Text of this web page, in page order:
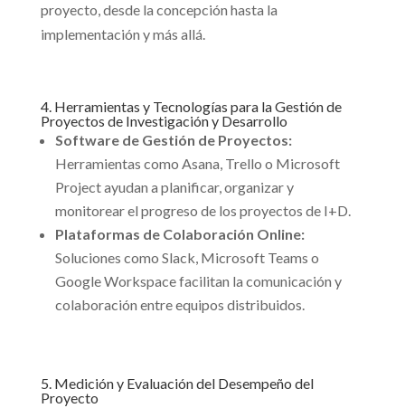
proyecto, desde la concepción hasta la
implementación y más allá.
4. Herramientas y Tecnologías para la Gestión de
Proyectos de Investigación y Desarrollo
Software de Gestión de Proyectos:
Herramientas como Asana, Trello o Microsoft
Project ayudan a planificar, organizar y
monitorear el progreso de los proyectos de I+D.
Plataformas de Colaboración Online:
Soluciones como Slack, Microsoft Teams o
Google Workspace facilitan la comunicación y
colaboración entre equipos distribuidos.
5. Medición y Evaluación del Desempeño del
Proyecto